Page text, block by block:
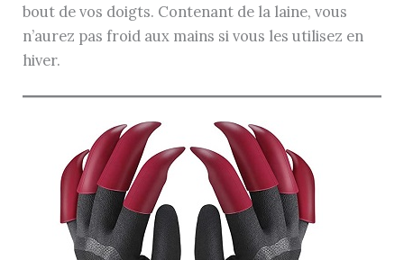
bout de vos doigts. Contenant de la laine, vous
n’aurez pas froid aux mains si vous les utilisez en
hiver.